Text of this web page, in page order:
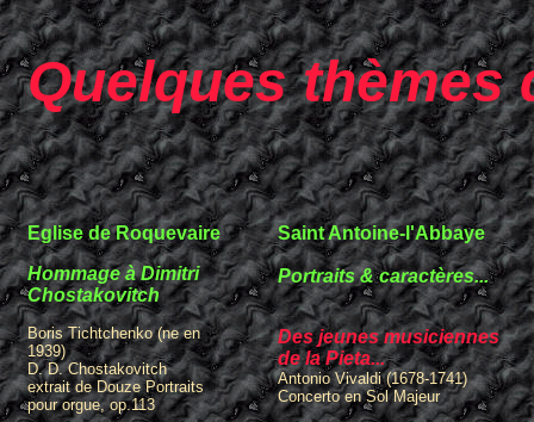
Quelques thèmes
Eglise de Roquevaire
Hommage à Dimitri
Chostakovitch
Boris Tichtchenko (ne en
1939)
D. D. Chostakovitch
extrait de Douze Portraits
pour orgue, op.113
Saint Antoine-l'Abbaye
Portraits & caractères...
Des jeunes musiciennes
de la Pieta...
Antonio Vivaldi (1678-1741)
Concerto en Sol Majeur